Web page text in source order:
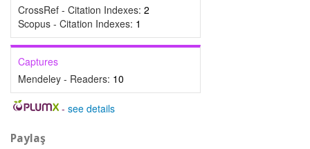
CrossRef - Citation Indexes: 2
Scopus - Citation Indexes: 1
Captures
Mendeley - Readers: 10
- see details
Paylaş